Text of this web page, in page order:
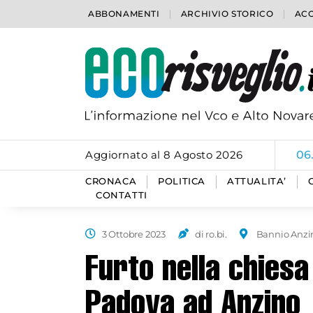
ABBONAMENTI ARCHIVIO STORICO
Aggiornato al 8 Agosto 2026
CRONACA POLITICA ATTUALITA’
CONTATTI
3 Ottobre 2023 di ro.bi. Bannio
Furto nella